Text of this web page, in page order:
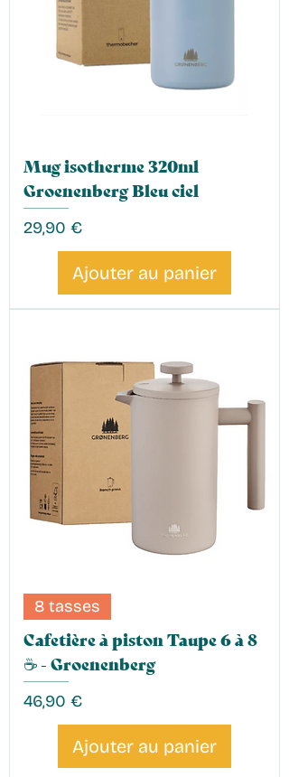
Mug isotherme 320ml
Groenenberg Bleu ciel
Prix
29,90 €
Ajouter au panier
8 tasses
Cafetière à piston Taupe 6 à 8
☕️ - Groenenberg
Prix
46,90 €
Ajouter au panier